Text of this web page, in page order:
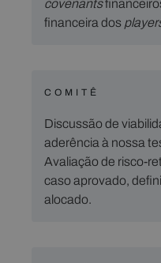
covenants
financeira dos
COMITÊ
Discussão de
aderência à nossa
Avaliação de risco-
caso aprovado,
alocado.